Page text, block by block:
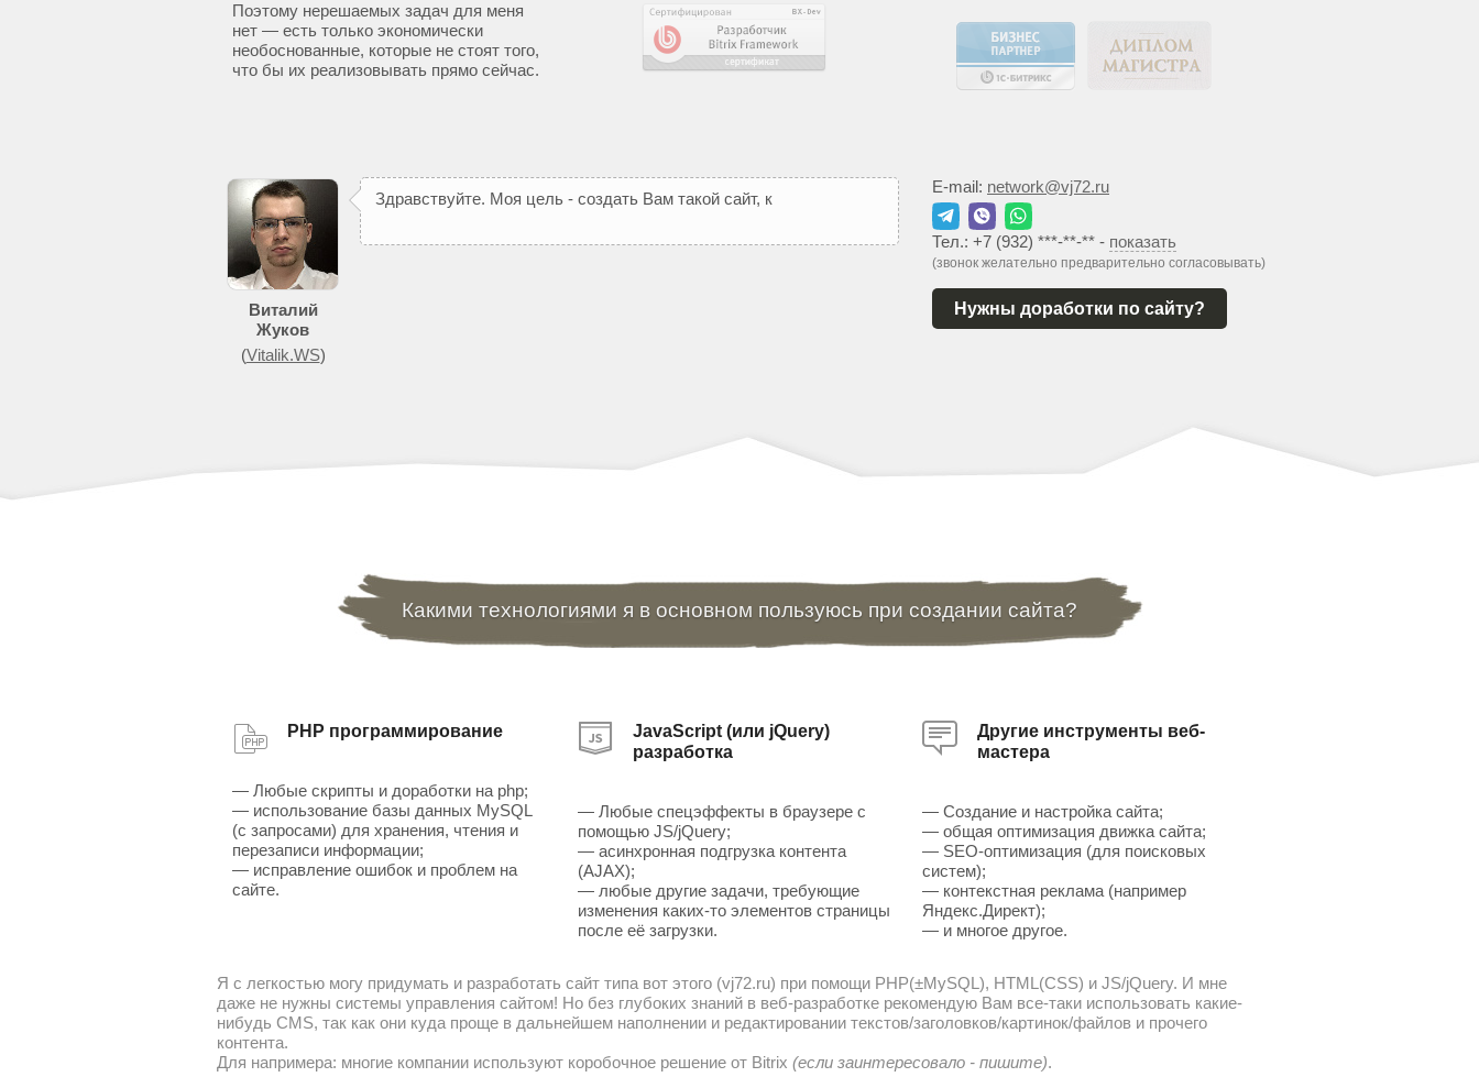
Поэтому нерешаемых задач для меня
нет — есть только экономически
необоснованные, которые не стоят того,
что бы их реализовывать прямо сейчас.
Виталий
Жуков
(Vitalik.WS)
Здравствуйте. Моя цель - создать Вам такой сайт, к
E-mail: network@vj72.ru
Тел.: +7 (932) ***-**-** - показать
(звонок желательно предварительно согласовывать)
Нужны доработки по сайту?
Какими технологиями я в основном пользуюсь при создании сайта?
PHP программирование
— Любые скрипты и доработки на php;
— использование базы данных MySQL
(с запросами) для хранения, чтения и
перезаписи информации;
— исправление ошибок и проблем на
сайте.
JavaScript (или jQuery)
разработка
— Любые спецэффекты в браузере с
помощью JS/jQuery;
— асинхронная подгрузка контента
(AJAX);
— любые другие задачи, требующие
изменения каких-то элементов страницы
после её загрузки.
Другие инструменты веб-
мастера
— Создание и настройка сайта;
— общая оптимизация движка сайта;
— SEO-оптимизация (для поисковых
систем);
— контекстная реклама (например
Яндекс.Директ);
— и многое другое.
Я с легкостью могу придумать и разработать сайт типа вот этого (vj72.ru) при помощи PHP(±MySQL), HTML(CSS) и JS/jQuery. И мне
даже не нужны системы управления сайтом! Но без глубоких знаний в веб-разработке рекомендую Вам все-таки использовать какие-
нибудь CMS, так как они куда проще в дальнейшем наполнении и редактировании текстов/заголовков/картинок/файлов и прочего
контента.
Для напримера: многие компании используют коробочное решение от Bitrix (если заинтересовало - пишите).